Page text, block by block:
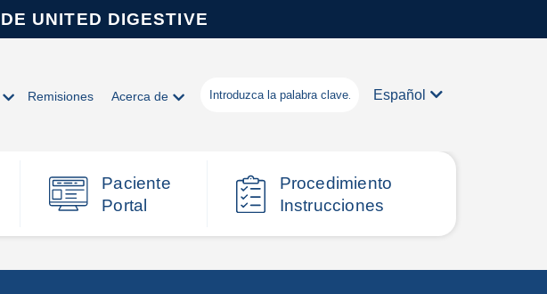
DE UNITED DIGESTIVE
Remisiones Acerca de Español
Paciente
Portal
Procedimiento
Instrucciones